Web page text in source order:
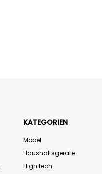
KATEGORIEN
Möbel
Haushaltsgeräte
High tech